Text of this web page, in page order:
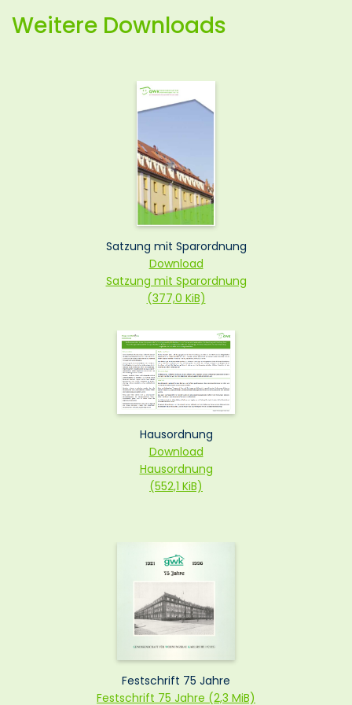
Weitere Downloads
Satzung mit Sparordnung
Download
Satzung mit Sparordnung
(377,0 KiB)
Hausordnung
Download
Haus­ordnung
(552,1 KiB)
Festschrift 75 Jahre
Festschrift 75 Jahre (2,3 MiB)